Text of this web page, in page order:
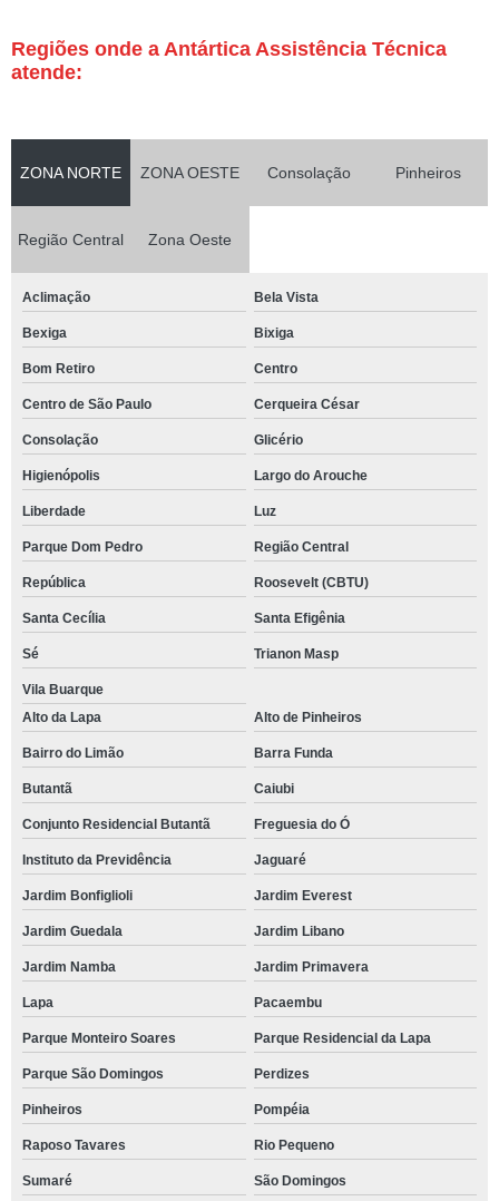
Regiões onde a Antártica Assistência Técnica
atende:
ZONA NORTE ZONA OESTE Consolação Pinheiros
Região Central Zona Oeste
Aclimação Bela Vista
Bexiga Bixiga
Bom Retiro Centro
Centro de São Paulo Cerqueira César
Consolação Glicério
Higienópolis Largo do Arouche
Liberdade Luz
Parque Dom Pedro Região Central
República Roosevelt (CBTU)
Santa Cecília Santa Efigênia
Sé Trianon Masp
Vila Buarque
Alto da Lapa
Alto de Pinheiros
Bairro do Limão Barra Funda
Butantã Caiubi
Conjunto Residencial Butantã Freguesia do Ó
Instituto da Previdência Jaguaré
Jardim Bonfiglioli Jardim Everest
Jardim Guedala Jardim Libano
Jardim Namba Jardim Primavera
Lapa Pacaembu
Parque Monteiro Soares Parque Residencial da Lapa
Parque São Domingos Perdizes
Pinheiros Pompéia
Raposo Tavares Rio Pequeno
Sumaré São Domingos